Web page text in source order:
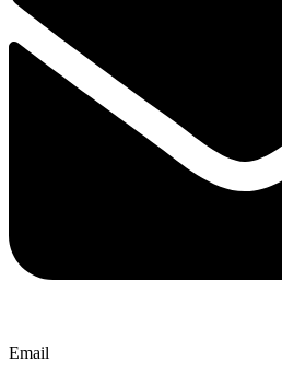
Email